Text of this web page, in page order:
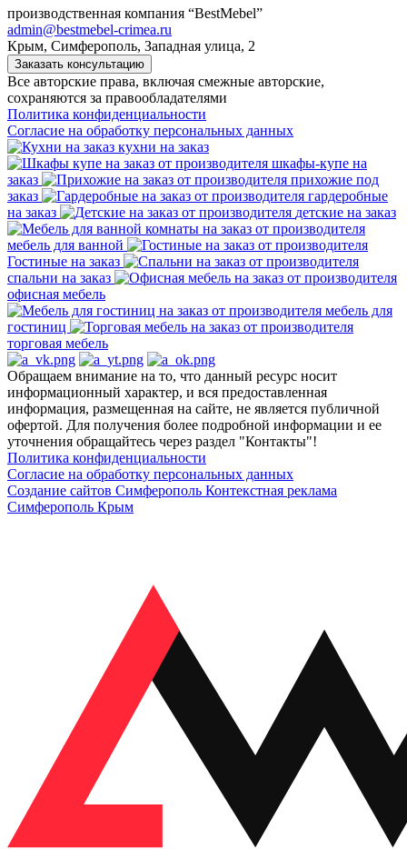
производственная компания “BestMebel”
admin@bestmebel-crimea.ru
Крым, Симферополь, Западная улица, 2
Заказать консультацию
Все авторские права, включая смежные авторские,
сохраняются за правообладателями
Политика конфиденциальности
Согласие на обработку персональных данных
кухни на заказ
шкафы-купе на
заказ
прихожие под
заказ
гардеробные
на заказ
детские на заказ
мебель для ванной
Гостиные на заказ
спальни на заказ
офисная мебель
мебель для
гостиниц
торговая мебель
Обращаем внимание на то, что данный ресурс носит
информационный характер, и вся предоставленная
информация, размещенная на сайте, не является публичной
офертой. Для получения более подробной информации и ее
уточнения обращайтесь через раздел "Контакты"!
Политика конфиденциальности
Согласие на обработку персональных данных
Создание сайтов Симферополь Контекстная реклама
Симферополь Крым